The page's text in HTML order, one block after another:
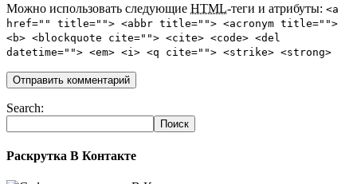
Можно использовать следующие HTML-теги и атрибуты: <a
href="" title=""> <abbr title=""> <acronym title="">
<b> <blockquote cite=""> <cite> <code> <del
datetime=""> <em> <i> <q cite=""> <strike> <strong>
Search:
Раскрутка В Контакте